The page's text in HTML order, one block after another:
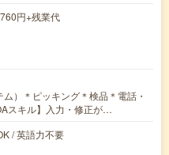
円+残業代
）＊ピッキング＊検品＊電話・
スキル】入力・修正が…
/ 英語力不要